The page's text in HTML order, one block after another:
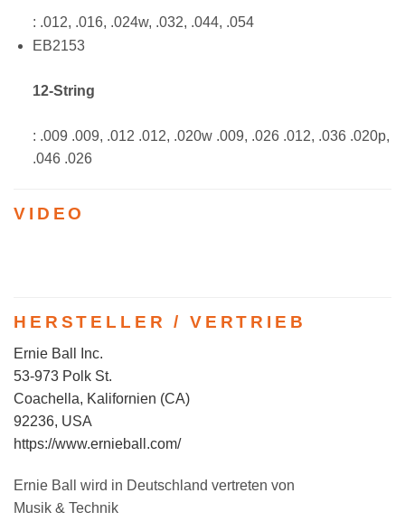
: .012, .016, .024w, .032, .044, .054
EB2153
12-String
: .009 .009, .012 .012, .020w .009, .026 .012, .036 .020p,
.046 .026
VIDEO
HERSTELLER / VERTRIEB
Ernie Ball Inc.
53-973 Polk St.
Coachella, Kalifornien (CA)
92236, USA
https://www.ernieball.com/
Ernie Ball wird in Deutschland vertreten von
Musik & Technik